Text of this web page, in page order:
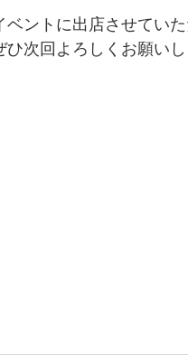
ントに出店させていた
ひ次回よろしくお願い